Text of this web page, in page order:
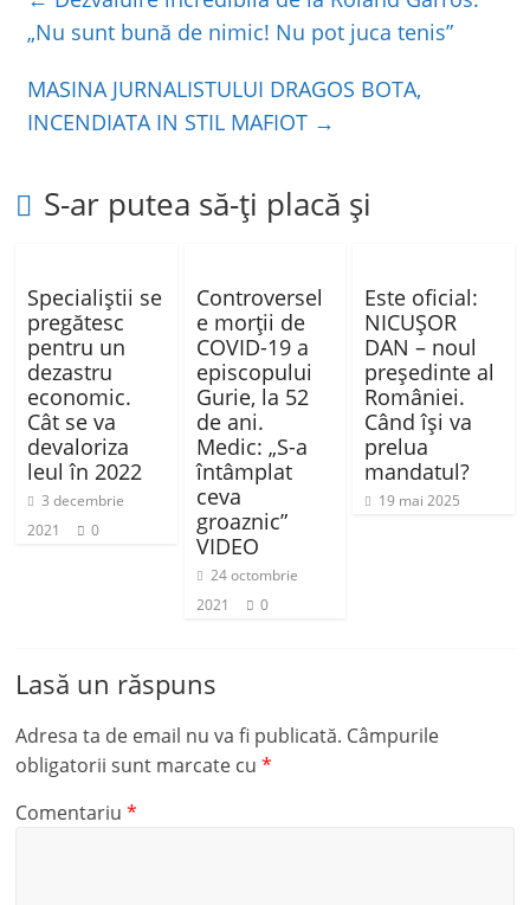
b
o
k
A
p
a
ă
„Nu sunt bună de nimic! Nu pot juca tenis”
MASINA JURNALISTULUI DRAGOS BOTA,
INCENDIATA IN STIL MAFIOT →
S-ar putea să-ți placă și
Specialiștii se
pregătesc
pentru un
dezastru
economic.
Cât se va
devaloriza
leul în 2022
3 decembrie
2021
0
Controversel
e morţii de
COVID-19 a
episcopului
Gurie, la 52
de ani.
Medic: „S-a
întâmplat
ceva
groaznic”
VIDEO
24 octombrie
2021
0
Este oficial:
NICUȘOR
DAN – noul
președinte al
României.
Când își va
prelua
mandatul?
19 mai 2025
Lasă un răspuns
Adresa ta de email nu va fi publicată. Câmpurile
obligatorii sunt marcate cu*
Comentariu*